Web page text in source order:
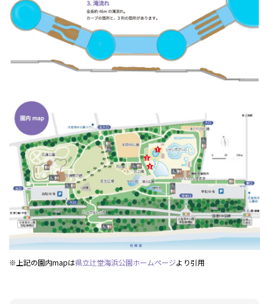
※上記の園内mapは県立辻堂海浜公園ホームページより引用